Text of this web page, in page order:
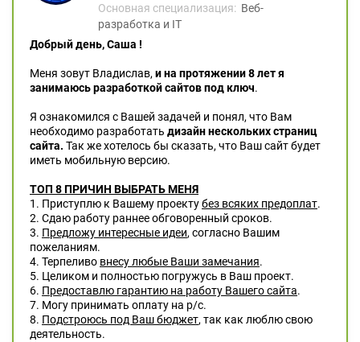
Основная специализация: Веб-
разработка и IT
Добрый день, Саша !
Меня зовут Владислав,и на протяжении 8 лет я
занимаюсь разработкой сайтов под ключ.
Я ознакомился с Вашей задачей и понял, что Вам
необходимо разработать дизайн нескольких страниц
сайта. Так же хотелось бы сказать, что Ваш сайт будет
иметь мобильную версию.
ТОП 8 ПРИЧИН ВЫБРАТЬ МЕНЯ
1. Приступлю к Вашему проектубез всяких предоплат.
2. Сдаю работу раннее обговоренный сроков.
3. Предложу интересные идеи, согласно Вашим
пожеланиям.
4. Терпеливо внесу любые Ваши замечания.
5. Целиком и полностью погружусь в Ваш проект.
6. Предоставлю гарантию на работу Вашего сайта.
7. Могу принимать оплату на р/c.
8. Подстроюсь под Ваш бюджет, так как люблю свою
деятельность.